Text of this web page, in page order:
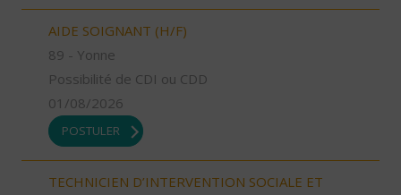
AIDE SOIGNANT (H/F)
89 - Yonne
Possibilité de CDI ou CDD
01/08/2026
POSTULER
TECHNICIEN D’INTERVENTION SOCIALE ET